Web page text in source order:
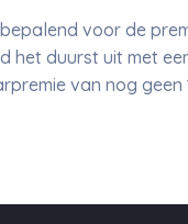
voor de
het duurst uit met
van nog geen